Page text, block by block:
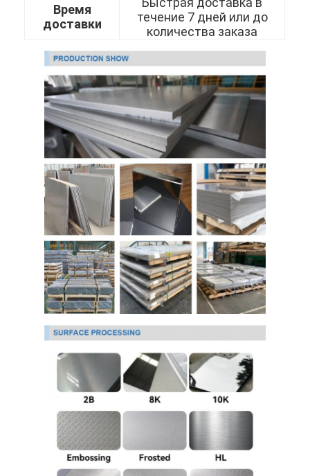
304 листы из нержавеющей стали
Труба нержавеющей стали 304
Лист из нержавеющей стали 316L
Труба из нержавеющей стали 316L
2205 Плитка из нержавеющей стали
Отполированная плита нержавеющей стали
декоративная трубка из нержавеющей стали
бар нержавеющей стали
Алюминиевый материал
Медный материал
PPGI гальванизировало стальную катушку
Время
доставки
течение 7 дней или до
количества заказа